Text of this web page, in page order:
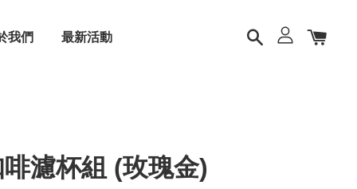
我們 最新活動
濾杯組 (玫瑰金)